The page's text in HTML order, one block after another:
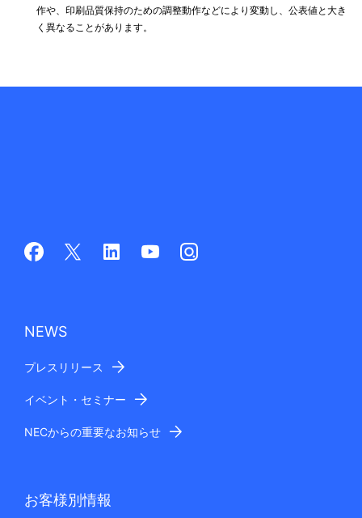
作や、印刷品質保持のための調整動作などにより変動し、公表値と大き
く異なることがあります。
NEWS
プレスリリース
イベント・セミナー
NECからの重要なお知らせ
お客様別情報